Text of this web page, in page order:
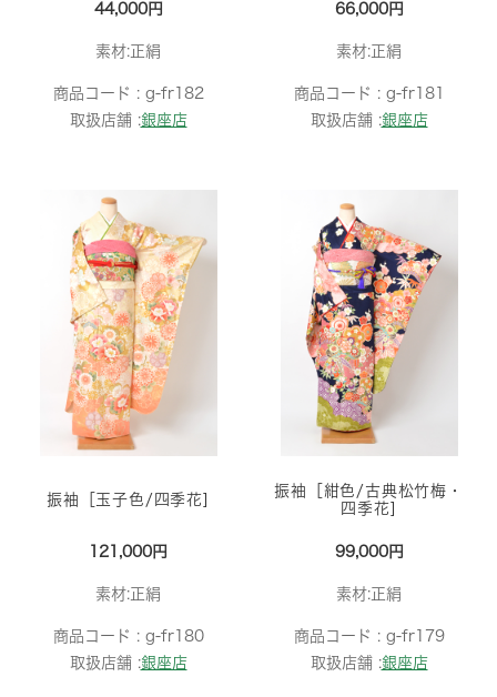
44,000円
素材:正絹
商品コード : g-fr182
取扱店舗 :銀座店
66,000円
素材:正絹
商品コード : g-fr181
取扱店舗 :銀座店
振袖［玉子色/四季花]
121,000円
素材:正絹
商品コード : g-fr180
取扱店舗 :銀座店
振袖［紺色/古典松竹梅・
四季花]
99,000円
素材:正絹
商品コード : g-fr179
取扱店舗 :銀座店